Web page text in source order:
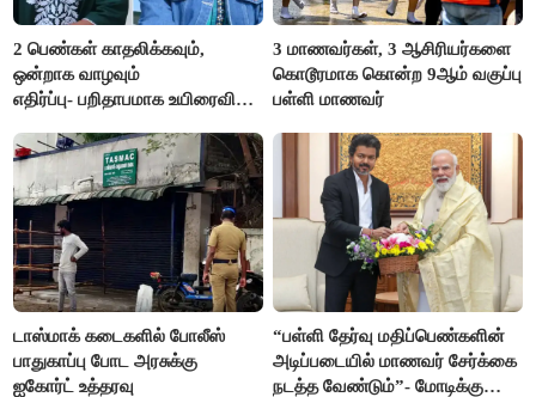
2 பெண்கள் காதலிக்கவும்,
ஒன்றாக வாழவும்
எதிர்ப்பு- பறிதாபமாக உயிரைவிட்ட
3 மாணவர்கள், 3 ஆசிரியர்களை
கொடூரமாக கொன்ற 9ஆம் வகுப்பு
பள்ளி மாணவர்
டாஸ்மாக் கடைகளில் போலீஸ்
பாதுகாப்பு போட அரசுக்கு
ஐகோர்ட் உத்தரவு
“பள்ளி தேர்வு மதிப்பெண்களின்
அடிப்படையில் மாணவர் சேர்க்கை
நடத்த வேண்டும்”- மோடிக்கு